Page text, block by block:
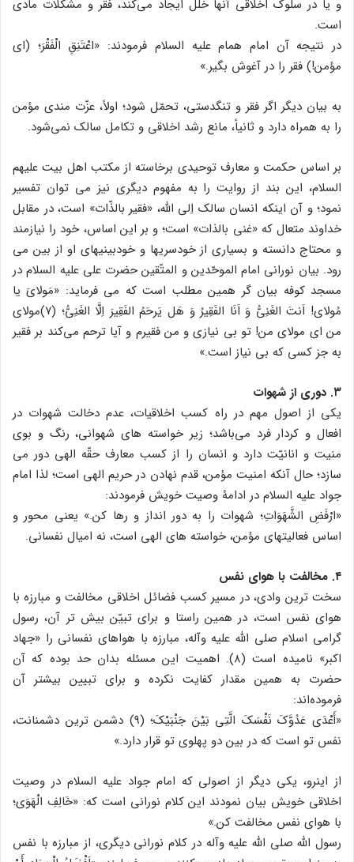
و یا در سلوک اخلاقی آنها خلل ایجاد می‌کند، فقر و مشکلات مادی
است.
در نتیجه آن امام همام علیه السلام فرمودند: «اعْتَنِقِ الْفَقْرَ؛ (ای
مؤمن!) فقر را در آغوش بگیر.»
به بیان دیگر اگر فقر و تنگدستی، تحمّل شود؛ اولاً، عزّت مندی مؤمن
را به همراه دارد و ثانیاً، مانع رشد اخلاقی و تکامل سالک نمی‌شود.
بر اساس حکمت و معارف توحیدی برخاسته از مکتب اهل بیت علیهم
السلام، این بند از روایت را به مفهوم دیگری نیز می توان تفسیر
نمود؛ و آن اینکه انسان سالک اِلی الله، «فقیر بالذّات» است، در مقابل
خداوند متعال که «غنی بالذات» است؛ و بر این اساس، خود را نیازمند
و محتاج دانسته و بسیاری از خودسریها و خودبینیهای او از بین می
رود. بیان نورانی امام الموحّدین و المتّقین حضرت علی علیه السلام در
مسجد کوفه بیان گر همین مطلب است که می فرماید: «مَولایَ یا
مُولای! اَنتَ الغَنِیُّ وَ اَنَا الفَقِیرُ وَ هَل یَرحَمُ الفَقِیرَ اِلَّا الغَنِیُّ؛ (۷)مولای
من ای مولای من! تو بی نیازی و من فقیرم و آیا ترحم می‌کند بر فقیر
به جز کسی که بی نیاز است.»
۳. دوری از شهوات
یکی از اصول مهم در راه کسب اخلاقیات، عدم دخالت شهوات در
افعال و کردار فرد می‌باشد؛ زیر خواسته های شهوانی، رنگ و بوی
منیت و انانیّت دارد و انسان را از کسب معارف حقّه الهی دور می
سازد؛ حال آنکه امنیت مؤمن، قدم نهادن در حریم الهی است؛ لذا امام
جواد علیه السلام در ادامۀ وصیت خویش فرمودند:
«ارْفَضِ الشَّهَوَاتِ؛ شهوات را به دور انداز و رها کن.» یعنی محور و
اساس فعالیتهای مؤمن، خواسته های الهی است، نه امیال نفسانی.
۴. مخالفت با هوای نفس
سخت ترین وادی، در مسیر کسب فضائل اخلاقی مخالفت و مبارزه با
هوای نفس است، در همین راستا و برای تبیّن بیش تر آن، رسول
گرامی اسلام صلی الله علیه وآله، مبارزه با هواهای نفسانی را «جهاد
اکبر» نامیده است (۸). اهمیت این مسئله بدان حد بوده که آن
حضرت به همین مقدار کفایت نکرده و برای تبیین بیشتر آن
فرموده‌اند:
«أَعْدَی عَدُوَّکَ نَفْسَکَ الَّتِی بَیْنَ جَنْبَیْکَ؛ (۹) دشمن ترین دشمنانت،
نفس تو است که در بین دو پهلوی تو قرار دارد.»
از اینرو، یکی دیگر از اصولی که امام جواد علیه السلام در وصیت
اخلاقی خویش بیان نمودند این کلام نورانی است که: «خَالِفِ الْهَوَى؛
با هوای نفس مخالفت کن.»
رسول الله صلی الله علیه وآله در کلام نورانی دیگری، از مبارزه با نفس